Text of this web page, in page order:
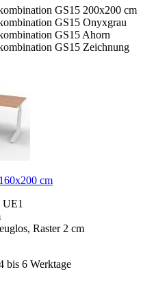
cm
UE1
Raster 2 cm
bis 6 Werktage